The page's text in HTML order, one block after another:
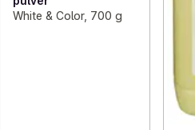
White & Color, 700 g